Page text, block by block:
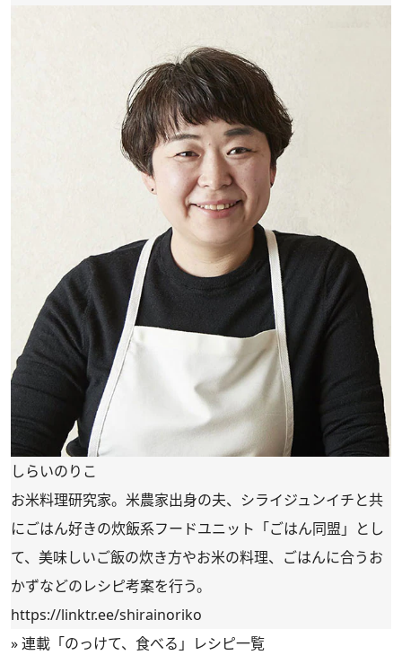
しらいのりこ
お米料理研究家。米農家出身の夫、シライジュンイチと共
にごはん好きの炊飯系フードユニット「ごはん同盟」とし
て、美味しいご飯の炊き方やお米の料理、ごはんに合うお
かずなどのレシピ考案を行う。
https://linktr.ee/shirainoriko
»連載「のっけて、食べる」レシピ一覧